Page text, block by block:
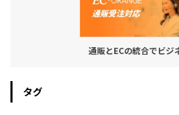
通販とECの統合でビジ
タグ